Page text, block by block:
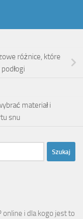
różnice, które
materiał i
snu
i dla kogo jest to